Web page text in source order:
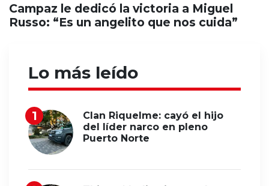
Campaz le dedicó la victoria a Miguel
Russo: “Es un angelito que nos cuida”
Lo más leído
Clan Riquelme: cayó el hijo
del líder narco en pleno
Puerto Norte